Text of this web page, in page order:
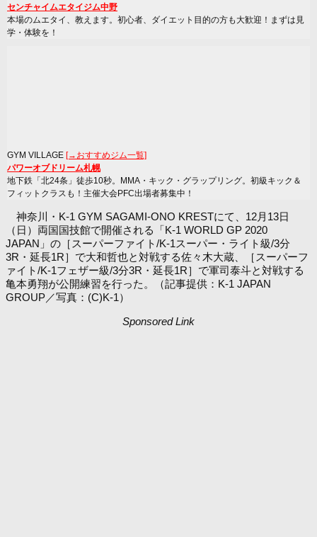
センチャイムエタイジム中野
本場のムエタイ、教えます。初心者、ダイエット目的の方も大歓迎！まずは見
学・体験を！
GYM VILLAGE [→おすすめジム一覧]
パワーオブドリーム札幌
地下鉄「北24条」徒歩10秒。MMA・キック・グラップリング。初級キック＆
フィットクラスも！主催大会PFC出場者募集中！
神奈川・K-1 GYM SAGAMI-ONO KRESTにて、12月13日
（日）両国国技館で開催される「K-1 WORLD GP 2020
JAPAN」の［スーパーファイト/K-1スーパー・ライト級/3分
3R・延長1R］で大和哲也と対戦する佐々木大蔵、［スーパーフ
ァイト/K-1フェザー級/3分3R・延長1R］で軍司泰斗と対戦する
亀本勇翔が公開練習を行った。（記事提供：K-1 JAPAN
GROUP／写真：(C)K-1）
Sponsored Link